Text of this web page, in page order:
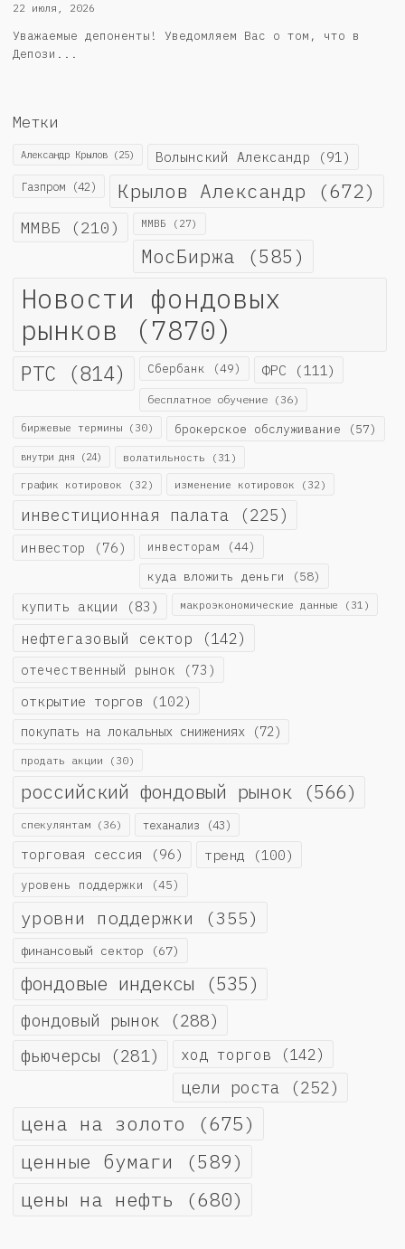
22 июля, 2026
Уважаемые депоненты! Уведомляем Вас о том, что в
Депози...
Метки
Александр Крылов (25) Волынский Александр (91)
Газпром (42) Крылов Александр (672)
ММВБ (210) ММВБ (27)
МосБиржа (585)
Новости фондовых
рынков (7870)
РТС (814) Сбербанк (49) ФРС (111)
бесплатное обучение (36)
биржевые термины (30) брокерское обслуживание (57)
внутри дня (24) волатильность (31)
график котировок (32) изменение котировок (32)
инвестиционная палата (225)
инвестор (76) инвесторам (44)
куда вложить деньги (58)
купить акции (83) макроэкономические данные (31)
нефтегазовый сектор (142)
отечественный рынок (73)
открытие торгов (102)
покупать на локальных снижениях (72)
продать акции (30)
российский фондовый рынок (566)
спекулянтам (36) теханализ (43)
торговая сессия (96) тренд (100)
уровень поддержки (45)
уровни поддержки (355)
финансовый сектор (67)
фондовые индексы (535)
фондовый рынок (288)
фьючерсы (281) ход торгов (142)
цели роста (252)
цена на золото (675)
ценные бумаги (589)
цены на нефть (680)